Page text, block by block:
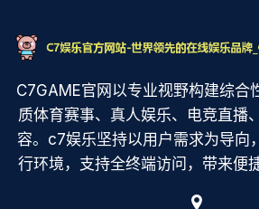
C7GAME官网以专业视野构建综合
质体育赛事、真人娱乐、电竞直播
容。c7娱乐坚持以用户需求为导向
行环境，支持全终端访问，带来便